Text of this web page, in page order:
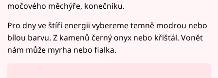
močového měchýře, konečníku.
Pro dny ve štíří energii vybereme temně modrou nebo
bílou barvu. Z kamenů černý onyx nebo křišťál. Vonět
nám může myrha nebo fialka.